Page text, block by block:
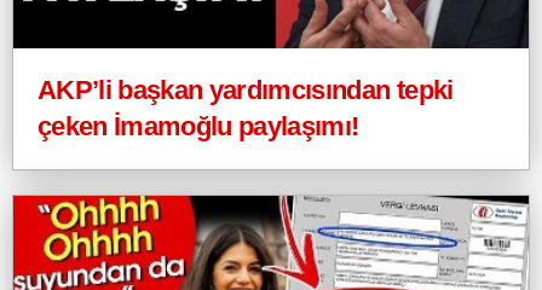
AKP’li başkan yardımcısından tepki
çeken İmamoğlu paylaşımı!